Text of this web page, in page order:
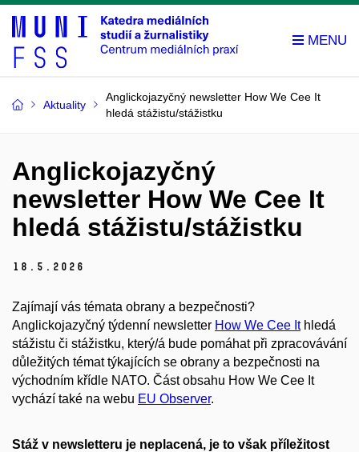
Aktuality
Anglickojazyčný newsletter How We Cee It
hledá stážistu/stážistku
Anglickojazyčný
newsletter How We Cee It
hledá stážistu/stážistku
18. 5. 2026
Zajímají vás témata obrany a bezpečnosti?
Anglickojazyčný týdenní newsletter How We Cee Ithledá
stážistu či stážistku, který/á bude pomáhat při zpracovávání
důležitých témat týkajících se obrany a bezpečnosti na
východním křídle NATO. Část obsahu How We Cee It
vychází také na webu EU Observer.
Stáž v newsletteru je neplacená, je to však příležitost